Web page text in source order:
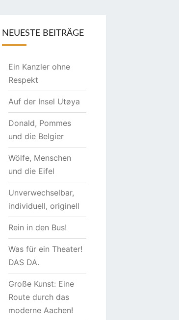
NEUESTE BEITRÄGE
Ein Kanzler ohne
Respekt
Auf der Insel Utøya
Donald, Pommes
und die Belgier
Wölfe, Menschen
und die Eifel
Unverwechselbar,
individuell, originell
Rein in den Bus!
Was für ein Theater!
DAS DA.
Große Kunst: Eine
Route durch das
moderne Aachen!